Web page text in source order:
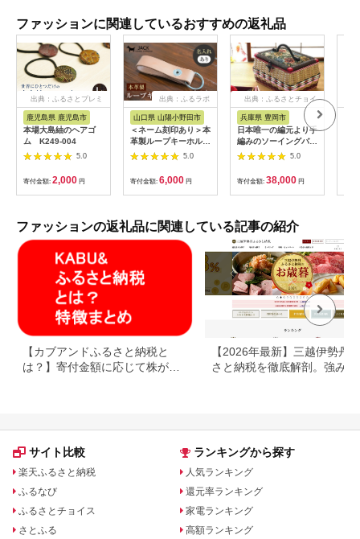
ファッションに関連しているおすすめの返礼品
出典：ふるさとプレミ
アム
鹿児島県 鹿児島市
本場大島紬のヘアゴ
ム K249-004
5.0
寄付金額: 2,000 円
出典：ふるラボ
山口県 山陽小野田市
＜ネーム刻印あり＞本
革製ループキーホルダ
ー キーホルダー 本革
刻印 贈り物 ギフト
F6L-164
5.0
寄付金額: 6,000 円
出典：ふるさとチョイ
兵庫県 豊岡市
日本唯一の編元より手
編みのソーイングバス
ケット（お裁縫箱）フ
5.0
寄付金額: 38,000 円
ファッションの返礼品に関連している記事の紹介
【カブアンドふるさと納税と
は？】寄付金額に応じて株がも
【2026年最新】三越伊勢丹
さと納税を徹底解剖。強みと
サイト比較
楽天ふるさと納税
ふるなび
ふるさとチョイス
さとふる
ランキングから探す
人気ランキング
還元率ランキング
家電ランキング
高額ランキング